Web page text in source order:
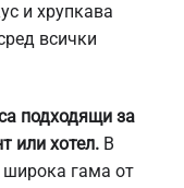
и хрупкава
всички
подходящи за
или хотел. В
широка гама от